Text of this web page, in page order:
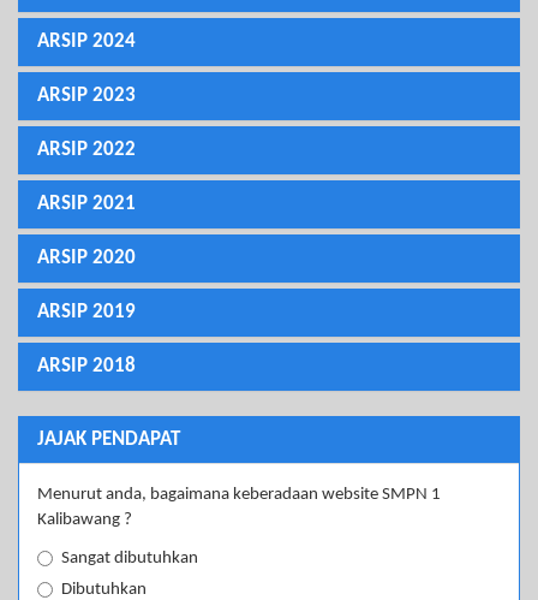
ARSIP 2024
ARSIP 2023
ARSIP 2022
ARSIP 2021
ARSIP 2020
ARSIP 2019
ARSIP 2018
JAJAK PENDAPAT
Menurut anda, bagaimana keberadaan website SMPN 1
Kalibawang ?
Sangat dibutuhkan
Dibutuhkan